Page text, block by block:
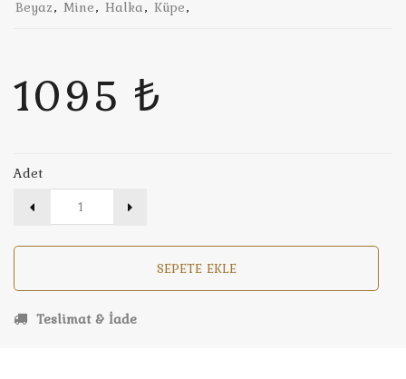
Beyaz, Mine, Halka, Küpe,
1095 ₺
Adet
SEPETE EKLE
Teslimat & İade